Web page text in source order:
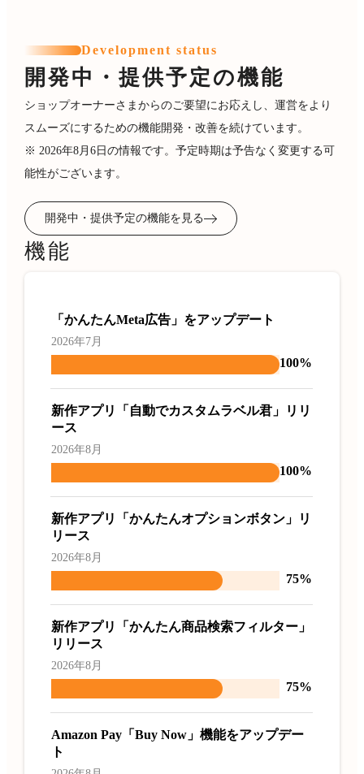
Development status
開発中・提供予定の機能
ショップオーナーさまからのご要望にお応えし、運営をより
スムーズにするための機能開発・改善を続けています。
※ 2026年8月6日の情報です。予定時期は予告なく変更する可
能性がございます。
開発中・提供予定の機能を見る
機能
「かんたんMeta広告」をアップデート
2026年7月
100%
新作アプリ「自動でカスタムラベル君」リリ
ース
2026年8月
100%
新作アプリ「かんたんオプションボタン」リ
リース
2026年8月
75%
新作アプリ「かんたん商品検索フィルター」
リリース
2026年8月
75%
Amazon Pay「Buy Now」機能をアップデー
ト